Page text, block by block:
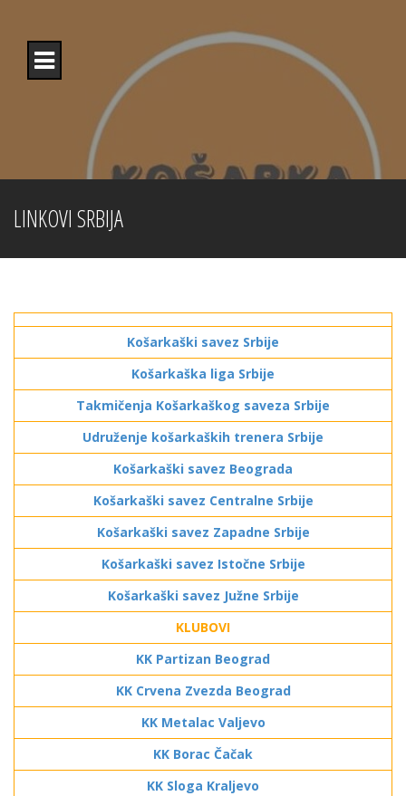
content
LINKOVI SRBIJA
Košarkaški savez Srbije
Košarkaška liga Srbije
Takmičenja Košarkaškog saveza Srbije
Udruženje košarkaških trenera Srbije
Košarkaški savez Beograda
Košarkaški savez Centralne Srbije
Košarkaški savez Zapadne Srbije
Košarkaški savez Istočne Srbije
Košarkaški savez Južne Srbije
KLUBOVI
KK Partizan Beograd
KK Crvena Zvezda Beograd
KK Metalac Valjevo
KK Borac Čačak
KK Sloga Kraljevo